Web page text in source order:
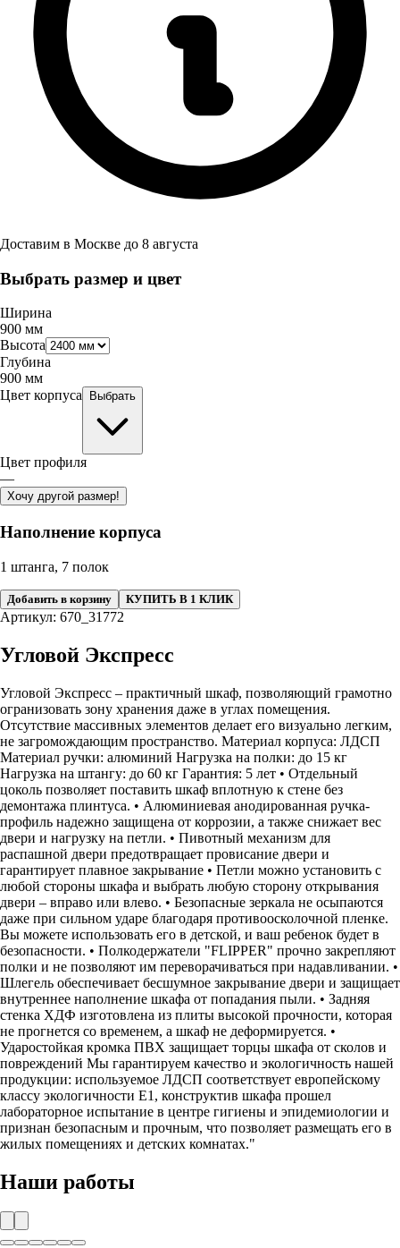
Доставим в Москве до 8 августа
Выбрать размер и цвет
Ширина
900 мм
Высота
Глубина
900 мм
Цвет корпуса
Выбрать
Цвет профиля
—
Хочу другой размер!
Наполнение корпуса
1 штанга, 7 полок
Добавить в корзину КУПИТЬ В 1 КЛИК
Артикул: 670_31772
Угловой Экспресс
Угловой Экспресс – практичный шкаф, позволяющий грамотно
огранизовать зону хранения даже в углах помещения.
Отсутствие массивных элементов делает его визуально легким,
не загромождающим пространство. Материал корпуса: ЛДСП
Материал ручки: алюминий Нагрузка на полки: до 15 кг
Нагрузка на штангу: до 60 кг Гарантия: 5 лет • Отдельный
цоколь позволяет поставить шкаф вплотную к стене без
демонтажа плинтуса. • Алюминиевая анодированная ручка-
профиль надежно защищена от коррозии, а также снижает вес
двери и нагрузку на петли. • Пивотный механизм для
распашной двери предотвращает провисание двери и
гарантирует плавное закрывание • Петли можно установить с
любой стороны шкафа и выбрать любую сторону открывания
двери – вправо или влево. • Безопасные зеркала не осыпаются
даже при сильном ударе благодаря противоосколочной пленке.
Вы можете использовать его в детской, и ваш ребенок будет в
безопасности. • Полкодержатели "FLIPPER" прочно закрепляют
полки и не позволяют им переворачиваться при надавливании. •
Шлегель обеспечивает бесшумное закрывание двери и защищает
внутреннее наполнение шкафа от попадания пыли. • Задняя
стенка ХДФ изготовлена из плиты высокой прочности, которая
не прогнется со временем, а шкаф не деформируется. •
Ударостойкая кромка ПВХ защищает торцы шкафа от сколов и
повреждений Мы гарантируем качество и экологичность нашей
продукции: используемое ЛДСП соответствует европейскому
классу экологичности Е1, конструктив шкафа прошел
лабораторное испытание в центре гигиены и эпидемиологии и
признан безопасным и прочным, что позволяет размещать его в
жилых помещениях и детских комнатах."
Наши работы